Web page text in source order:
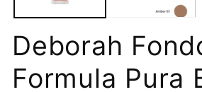
Deborah
Formula Pura